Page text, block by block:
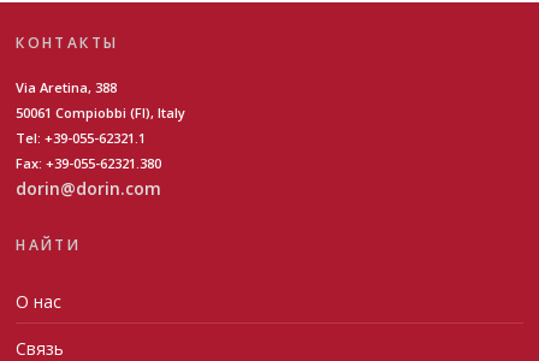
КОНТАКТЫ
Via Aretina, 388
50061 Compiobbi (FI), Italy
Tel: +39-055-62321.1
Fax: +39-055-62321.380
dorin@dorin.com
НАЙТИ
О нас
Связь